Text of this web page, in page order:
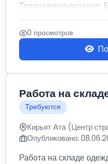
Трехразовое питание.
0 просмотров
Работа на
Требуются
Кирьят Ата (Центр
Опубликовано:
Работа на складе